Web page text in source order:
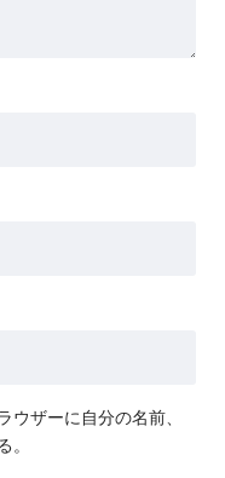
ウザーに自分の名前、
。